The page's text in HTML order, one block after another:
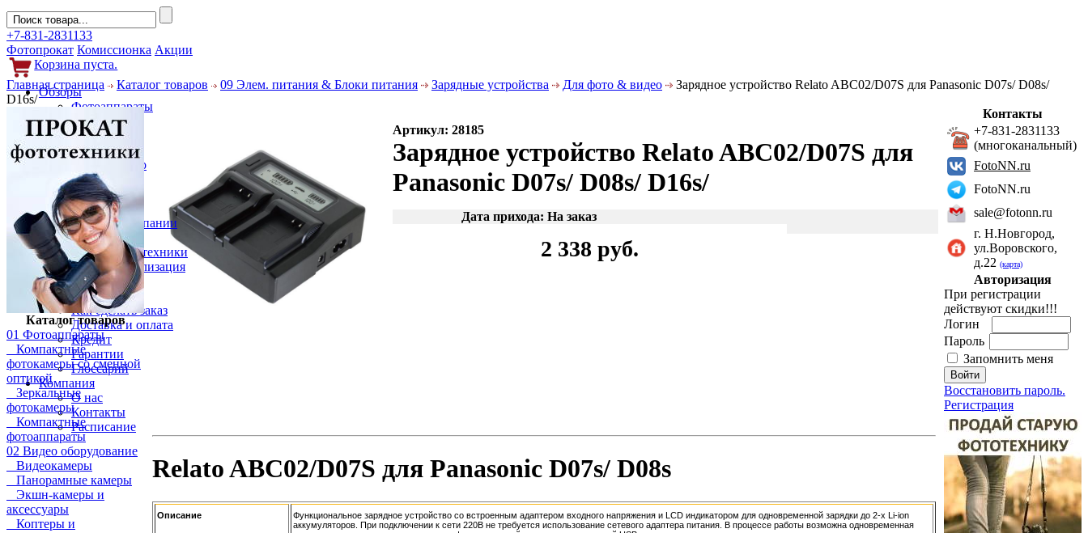
+7-831-2831133
Фотопрокат Комиссионка Акции
Корзина пуста.
Обзоры
Фотоаппараты
Объективы
Фильтры
Новости
Фото и видео
Гаджеты
Аксессуары
Слухи
Новости компании
Услуги
Прокат фототехники
Выкуп и реализация
Покупателям
Акции
Как сделать заказ
Доставка и оплата
Кредит
Гарантии
Глоссарий
Компания
О нас
Контакты
Расписание
Главная страница Каталог товаров 09 Элем. питания & Блоки питания Зарядные устройства Для фото & видео
Зарядное устройство Relato ABC02/D07S для Panasonic D07s/ D08s/
D16s/
Каталог товаров
01 Фотоаппараты
Компактные
фотокамеры со сменной
оптикой
Зеркальные
фотокамеры
Компактные
фотоаппараты
02 Видео оборудование
Видеокамеры
Панорамные камеры
Экшн-камеры и
аксессуары
Коптеры и
Артикул: 28185
Зарядное устройство Relato ABC02/D07S для
Panasonic D07s/ D08s/ D16s/
Дата прихода: На заказ
2 338 руб.
Relato ABC02/D07S для Panasonic D07s/ D08s
Описание
Функциональное зарядное устройство со встроенным адаптером входного напряжения и LCD индикатором для одновременной зарядки до 2-х Li-ion
аккумуляторов. При подключении к сети 220В не требуется использование сетевого адаптера питания. В процессе работы возможна одновременная
Контакты
+7-831-2831133
(многоканальный)
FotoNN.ru
FotoNN.ru
sale@fotonn.ru
г. Н.Новгород,
ул.Воровского,
д.22 (карта)
Авторизация
При регистрации
действуют скидки!!!
Логин
Пароль
Запомнить меня
Восстановить пароль.
Регистрация